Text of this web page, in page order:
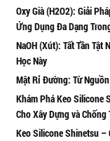
Oxy Già (H2O2): Giải
Ứng Dụng Đa Dạng
NaOH (Xút): Tất Tần Tật
Học Này
Mật Rỉ Đường: Từ
Khám Phá Keo Silicone
Cho Xây Dựng và Chống
Keo Silicone Shinetsu –